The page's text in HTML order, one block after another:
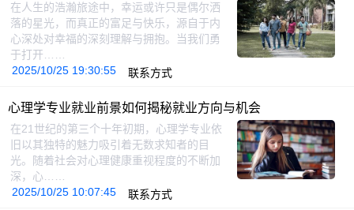
在人生的浩瀚旅途中，幸运或许只是偶尔洒
落的星光，而真正的富足与快乐，源自于内
心深处对幸福的深刻理解与拥抱。当我们勇
于打开……
2025/10/25 19:30:55
联系方式
心理学专业就业前景如何揭秘就业方向与机会
在21世纪的第三个十年初期，心理学专业依
旧以其独特的魅力吸引着无数求知者的目
光。随着社会对心理健康重视程度的不断加
深，心……
2025/10/25 10:07:45
联系方式